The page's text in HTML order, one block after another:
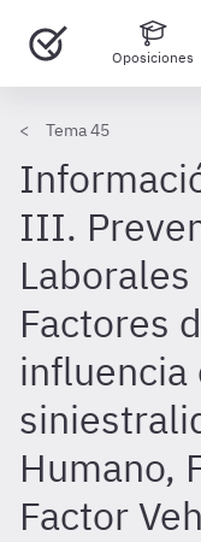
Oposiciones
Tema 45
III.
Factores
influencia
Humano,
Factor